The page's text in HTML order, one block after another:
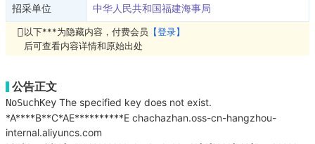
招采单位 中华人民共和国福建海事局
以下***为隐藏内容，付费会员 【登录】
后可查看内容详情和原始出处
公告正文
NoSuchKey The specified key does not exist.
*A****B**C*AE**********E chachazhan.oss-cn-hangzhou-
internal.aliyuncs.com